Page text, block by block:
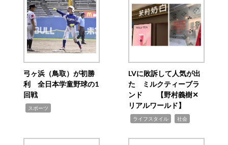
弓ヶ浜（鳥取）が初勝
利 全日本学童野球の1
回戦
スポーツ
LVに敗訴して人気が出
た ミルクティーブラ
ンド 【野村義樹✕
リアルワールド】
ライフスタイル 社会